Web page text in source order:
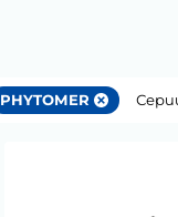
PHYTOMER